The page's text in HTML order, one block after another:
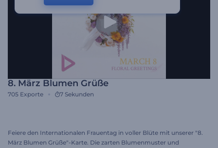
8. März Blumen Grüße
705 Exporte 7 Sekunden
Feiere den Internationalen Frauentag in voller Blüte mit unserer "8.
März Blumen Grüße"-Karte. Die zarten Blumenmuster und